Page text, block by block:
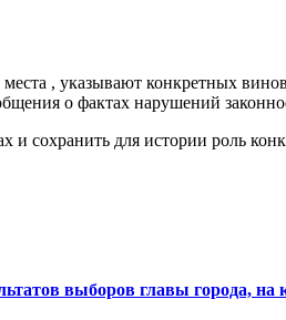
, указывают конкретных
о фактах нарушений
и сохранить для истории роль
выборов главы города, на